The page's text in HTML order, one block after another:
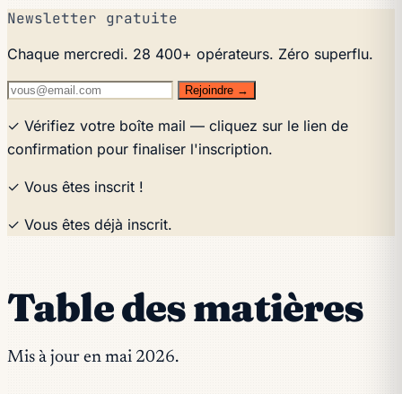
Newsletter gratuite
Chaque mercredi. 28 400+ opérateurs. Zéro superflu.
Rejoindre →
✓ Vérifiez votre boîte mail — cliquez sur le lien de
confirmation pour finaliser l'inscription.
✓ Vous êtes inscrit !
✓ Vous êtes déjà inscrit.
Table des matières
Mis à jour en mai 2026.